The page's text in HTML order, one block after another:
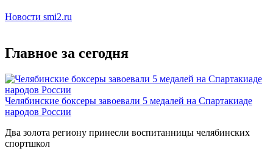
Новости smi2.ru
Главное за сегодня
Челябинские боксеры завоевали 5 медалей на Спартакиаде
народов России
Два золота региону принесли воспитанницы челябинских
спортшкол